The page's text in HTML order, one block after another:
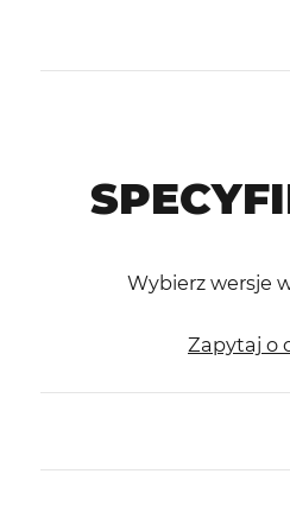
Wybierz wersje
Zapytaj o